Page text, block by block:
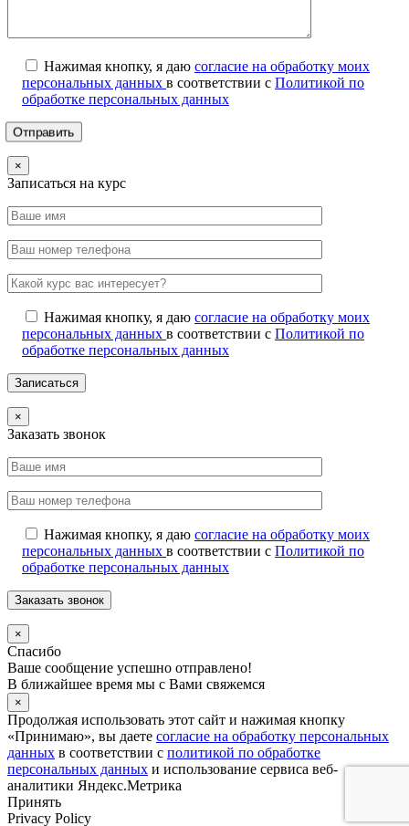
Нажимая кнопку, я даю согласие на обработку моих
персональных данных в соответствии с Политикой по
обработке персональных данных
×
Записаться на курс
Нажимая кнопку, я даю согласие на обработку моих
персональных данных в соответствии с Политикой по
обработке персональных данных
×
Заказать звонок
Нажимая кнопку, я даю согласие на обработку моих
персональных данных в соответствии с Политикой по
обработке персональных данных
×
Спасибо
Ваше сообщение успешно отправлено!
В ближайшее время мы с Вами свяжемся
×
Продолжая использовать этот сайт и нажимая кнопку
«Принимаю», вы даете согласие на обработку персональных
данных в соответствии с политикой по обработке
персональных данных и использование сервиса веб-
аналитики Яндекс.Метрика
Принять
Privacy Policy